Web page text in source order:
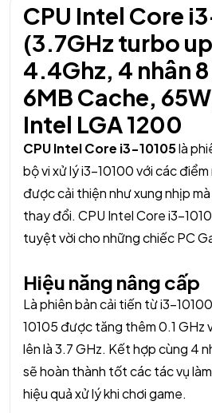
CPU Intel Core
(3.7GHz turbo
4.4Ghz, 4 nhân
6MB Cache,
Intel LGA 1200
CPU Intel Core i3-10105là
bộ vi xử lý i3-10100 với các điểm
được cải thiện như xung nhịp
thay đổi. CPU Intel Core i3-
tuyệt vời cho những chiếc PC
Hiệu năng nâng cấp
Là phiên bản cải tiến từ i3-
10105 được tăng thêm 0.1 GHz
lên là 3.7 GHz. Kết hợp cùng 4
sẽ hoàn thành tốt các tác vụ
hiệu quả xử lý khi chơi game.